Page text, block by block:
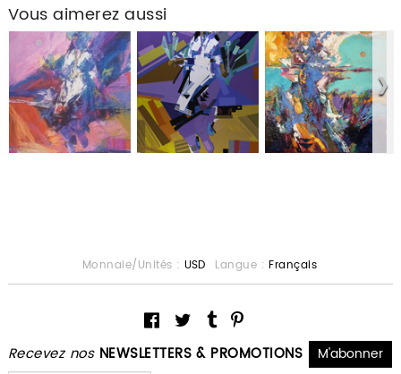
Vous aimerez aussi
Recevez nos NEWSLETTERS & PROMOTIONS
Monnaie/Unités : USD Langue : Français